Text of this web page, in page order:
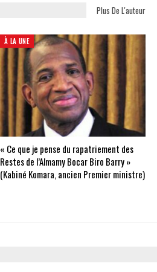
Plus De L'auteur
À LA UNE
« Ce que je pense du rapatriement des
Restes de l’Almamy Bocar Biro Barry »
(Kabiné Komara, ancien Premier ministre)